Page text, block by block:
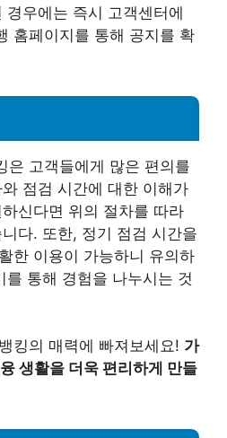
우에는 즉시 고객센터에
홈페이지를 통해 공지를 확
은 고객들에게 많은 편의를
점검 시간에 대한 이해가
신다면 위의 절차를 따라
다. 또한, 정기 점검 시간을
한 이용이 가능하니 유의하
통해 경험을 나누시는 것
킹의 매력에 빠져보세요! 가
생활을 더욱 편리하게 만들